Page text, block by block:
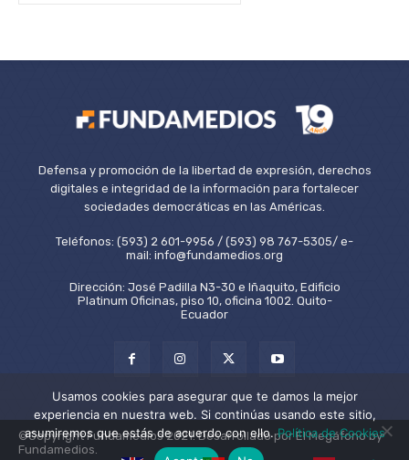
Defensa y promoción de la libertad de expresión, derechos
digitales e integridad de la información para fortalecer
sociedades democráticas en las Américas.
Teléfonos: (593) 2 601-9956 / (593) 98 767-5305/ e-
mail: info@fundamedios.org
Dirección: José Padilla N3-30 e Iñaquito, Edificio
Platinum Oficinas, piso 10, oficina 1002. Quito-
Ecuador
©Copyright Fundamedios 2021. Desarrollado por El Megáfono by
Fundamedios.
Usamos cookies para asegurar que te damos la mejor
experiencia en nuestra web. Si continúas usando este sitio,
asumiremos que estás de acuerdo con ello.Política de Cookies